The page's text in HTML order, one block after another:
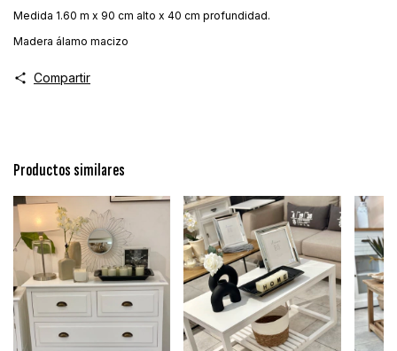
Medida 1.60 m x 90 cm alto x 40 cm profundidad.
Madera álamo macizo
Compartir
Productos similares